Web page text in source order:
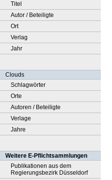
Titel
Autor / Beteiligte
Ort
Verlag
Jahr
Clouds
Schlagwörter
Orte
Autoren / Beteiligte
Verlage
Jahre
Weitere E-Pflichtsammlungen
Publikationen aus dem
Regierungsbezirk Düsseldorf